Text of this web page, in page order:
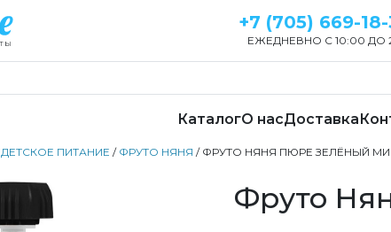
+7 (705) 669-
ЕЖЕДНЕВНО С 10:00 ДО
КаталогО насДоставка
ДЕТСКОЕ ПИТАНИЕ / ФРУТО НЯНЯ / ФРУТО НЯНЯ ПЮРЕ ЗЕЛЁНЫЙ
Фруто